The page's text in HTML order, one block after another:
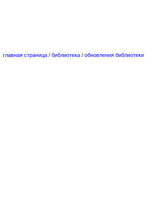
главная страница / библиотека / обновления библиотеки